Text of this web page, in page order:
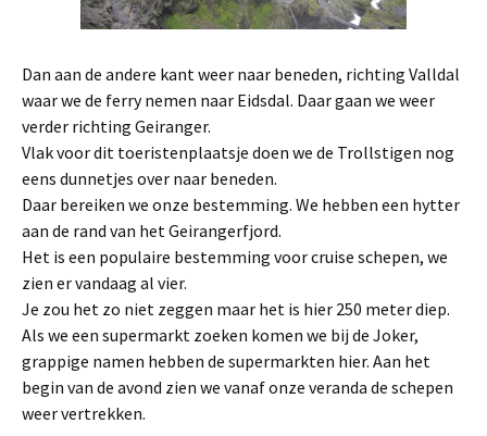
Dan aan de andere kant weer naar beneden, richting Valldal
waar we de ferry nemen naar Eidsdal. Daar gaan we weer
verder richting Geiranger.
Vlak voor dit toeristenplaatsje doen we de Trollstigen nog
eens dunnetjes over naar beneden.
Daar bereiken we onze bestemming. We hebben een hytter
aan de rand van het Geirangerfjord.
Het is een populaire bestemming voor cruise schepen, we
zien er vandaag al vier.
Je zou het zo niet zeggen maar het is hier 250 meter diep.
Als we een supermarkt zoeken komen we bij de Joker,
grappige namen hebben de supermarkten hier. Aan het
begin van de avond zien we vanaf onze veranda de schepen
weer vertrekken.